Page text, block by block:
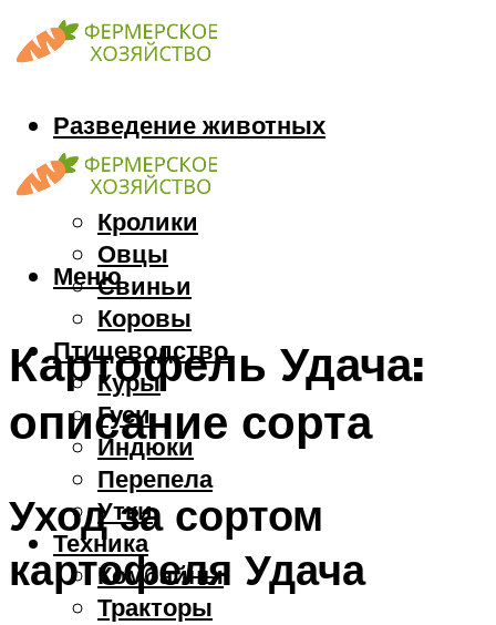
Разведение животных
Козы
Кони
Кролики
Овцы
Свиньи
Коровы
Птицеводство
Куры
Гуси
Индюки
Перепела
Утки
Техника
Комбайны
Тракторы
Меню
Картофель Удача:
описание сорта
Уход за сортом
картофеля Удача